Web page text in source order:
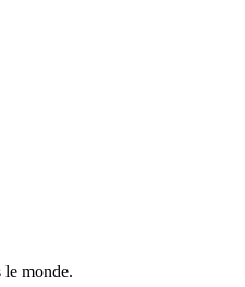
le monde.